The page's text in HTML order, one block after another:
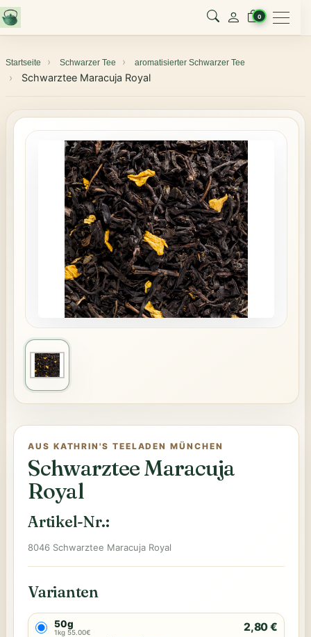
0 Menu
Startseite Schwarzer Tee aromatisierter Schwarzer Tee
Schwarztee Maracuja Royal
AUS KATHRIN'S TEELADEN MÜNCHEN
Schwarztee Maracuja
Royal
Artikel-Nr.:
8046 Schwarztee Maracuja Royal
Varianten
50g
1kg 55.00€ 2,80 €